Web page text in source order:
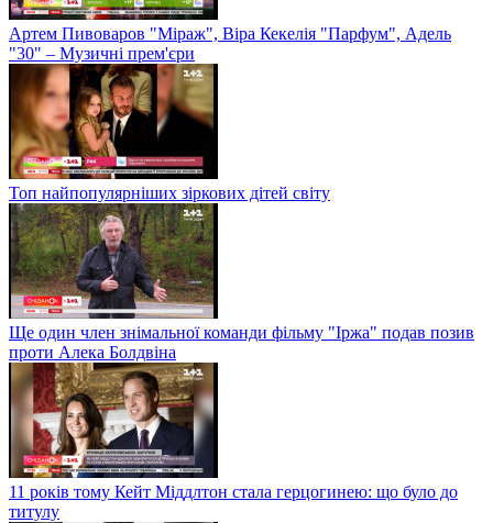
Артем Пивоваров "Міраж", Віра Кекелія "Парфум", Адель
"30" – Музичні прем'єри
Топ найпопулярніших зіркових дітей світу
Ще один член знімальної команди фільму "Іржа" подав позив
проти Алека Болдвіна
11 років тому Кейт Міддлтон стала герцогинею: що було до
титулу